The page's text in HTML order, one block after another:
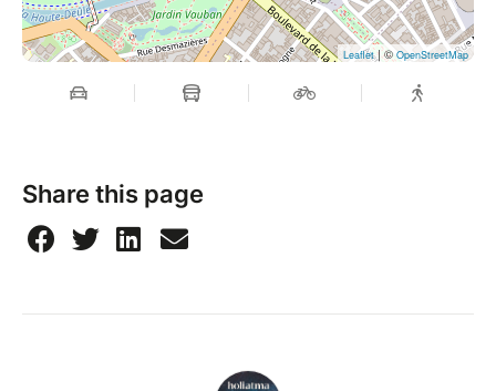
Leaflet| © OpenStreetMap
Share this page